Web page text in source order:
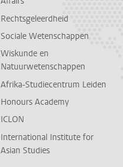
Rechtsgeleerdheid
Sociale Wetenschappen
Wiskunde en
Natuurwetenschappen
Afrika-Studiecentrum Leiden
Honours Academy
ICLON
International Institute for
Asian Studies